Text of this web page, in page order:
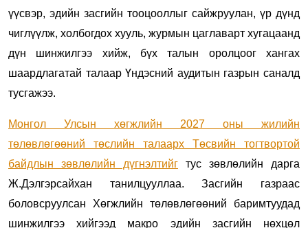
үүсвэр, эдийн засгийн тооцооллыг сайжруулан, үр дүнд
чиглүүлж, холбогдох хууль, журмын цаглаварт хугацаанд
дүн шинжилгээ хийж, бүх талын оролцоог хангах
шаардлагатай талаар Үндэсний аудитын газрын саналд
тусгажээ.
Монгол Улсын хөгжлийн 2027 оны жилийн
төлөвлөгөөний төслийн талаарх Төсвийн тогтвортой
байдлын зөвлөлийн дүгнэлтийг тус зөвлөлийн дарга
Ж.Дэлгэрсайхан танилцууллаа. Засгийн газраас
боловсруулсан Хөгжлийн төлөвлөгөөний баримтуудад
шинжилгээ хийгээд макро эдийн засгийн нөхцөл